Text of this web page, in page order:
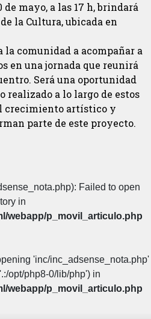
mayo, a las 17 h, brindará
la Cultura, ubicada en
la comunidad a acompañar a
en una jornada que reunirá
Será una oportunidad
realizado a lo largo de estos
crecimiento artístico y
parte de este proyecto.
Failed to open
in
webapp/p_movil_articulo.php
'inc/inc_adsense_nota.php'
opt/php8-0/lib/php') in
webapp/p_movil_articulo.php